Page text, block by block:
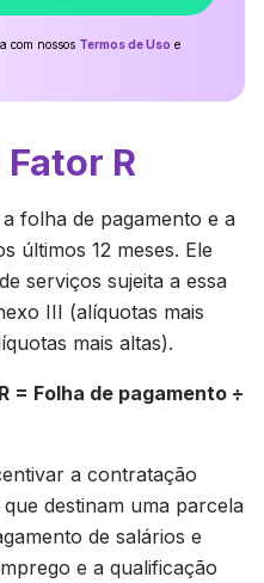
com nossos Termos de Uso e
R
folha de pagamento e a
últimos 12 meses. Ele
serviços sujeita a essa
III (alíquotas mais
mais altas).
= Folha de pagamento ÷
a contratação
destinam uma parcela
de salários e
e a qualificação